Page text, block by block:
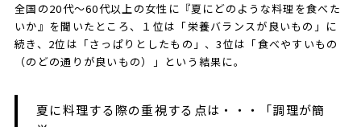
全国の20代～60代以上の女性に『夏にどのような料理を食べた
いか』を聞いたところ、１位は「栄養バランスが良いもの」に
続き、2位は「さっぱりとしたもの」、3位は「食べやすいもの
（のどの通りが良いもの）」という結果に。
夏に料理する際の重視する点は・・・「調理が簡